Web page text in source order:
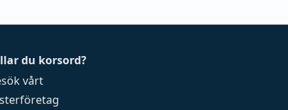
du korsord?
vårt